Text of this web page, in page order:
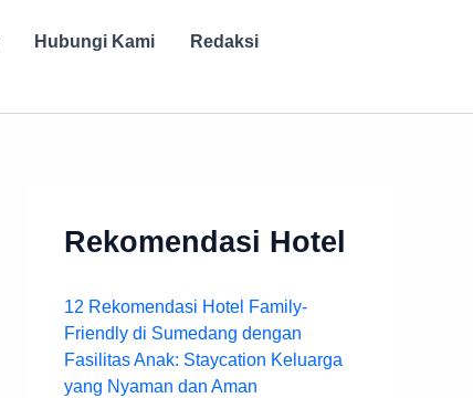
Hubungi Kami
Redaksi
Rekomendasi Hotel
12 Rekomendasi Hotel Family-
Friendly di Sumedang dengan
Fasilitas Anak: Staycation Keluarga
yang Nyaman dan Aman